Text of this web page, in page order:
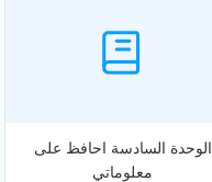
الوحدة السادسة احافظ على
معلوماتي